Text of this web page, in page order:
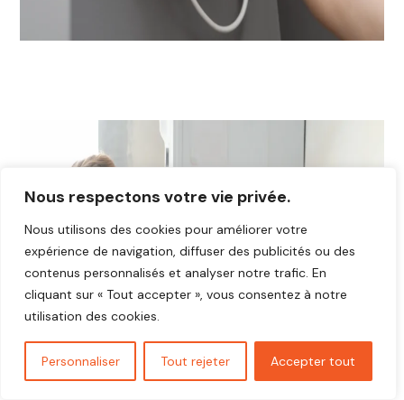
Nous respectons votre vie privée.
Nous utilisons des cookies pour améliorer votre
expérience de navigation, diffuser des publicités ou des
contenus personnalisés et analyser notre trafic. En
cliquant sur « Tout accepter », vous consentez à notre
utilisation des cookies.
Personnaliser Tout rejeter Accepter tout